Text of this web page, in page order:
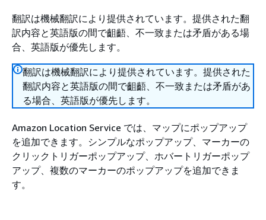
翻訳は機械翻訳により提供されています。提供された翻
訳内容と英語版の間で齟齬、不一致または矛盾がある場
合、英語版が優先します。
翻訳は機械翻訳により提供されています。提供された
翻訳内容と英語版の間で齟齬、不一致または矛盾があ
る場合、英語版が優先します。
Amazon Location Service では、マップにポップアップ
を追加できます。シンプルなポップアップ、マーカーの
クリックトリガーポップアップ、ホバートリガーポップ
アップ、複数のマーカーのポップアップを追加できま
す。